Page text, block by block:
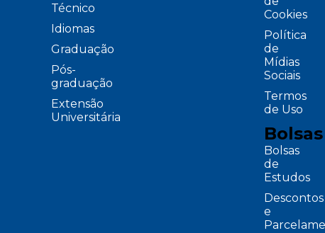
Técnico
Idiomas
Graduação
Pós-
graduação
Extensão
Universitária
Cookies
Política
de
Mídias
Sociais
Termos
de Uso
Bolsas
de
Estudos
Descontos
e